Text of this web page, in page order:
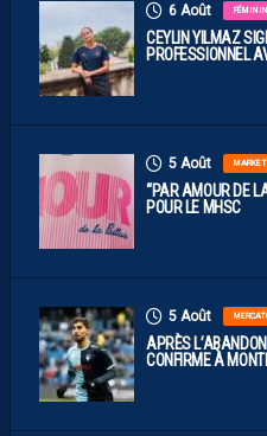
6 Août
CEYLIN YILMAZ
PROFESSIONNEL
5 Août
“PAR AMOUR DE
POUR LE MHSC
5 Août
APRÈS
CONFIRME À